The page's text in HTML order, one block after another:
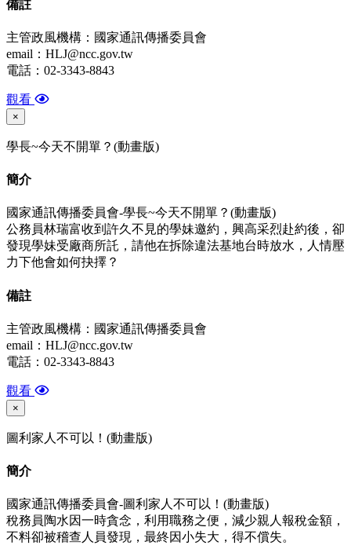
備註
主管政風機構：國家通訊傳播委員會
email：HLJ@ncc.gov.tw
電話：02-3343-8843
觀看
×
學長~今天不開單？(動畫版)
簡介
國家通訊傳播委員會-學長~今天不開單？(動畫版)
公務員林瑞富收到許久不見的學妹邀約，興高采烈赴約後，卻
發現學妹受廠商所託，請他在拆除違法基地台時放水，人情壓
力下他會如何抉擇？
備註
主管政風機構：國家通訊傳播委員會
email：HLJ@ncc.gov.tw
電話：02-3343-8843
觀看
×
圖利家人不可以！(動畫版)
簡介
國家通訊傳播委員會-圖利家人不可以！(動畫版)
稅務員陶水因一時貪念，利用職務之便，減少親人報稅金額，
不料卻被稽查人員發現，最終因小失大，得不償失。